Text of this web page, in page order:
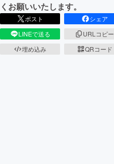
くお願いいたします。
ポスト
シェア
LINEで送る
URLコピー
埋め込み
QRコード